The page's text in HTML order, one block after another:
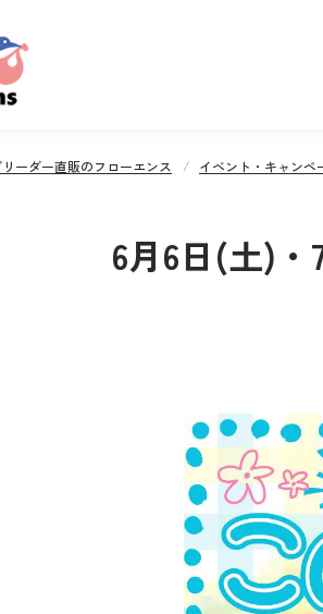
ーダー直販のフローエンス イベント・キャンペ
6月6日(土)